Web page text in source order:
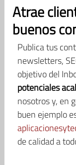
Atrae
buenos
Publica tus
newsletters,
objetivo del
potenciales
nosotros y, en
buen ejemplo
de calidad a